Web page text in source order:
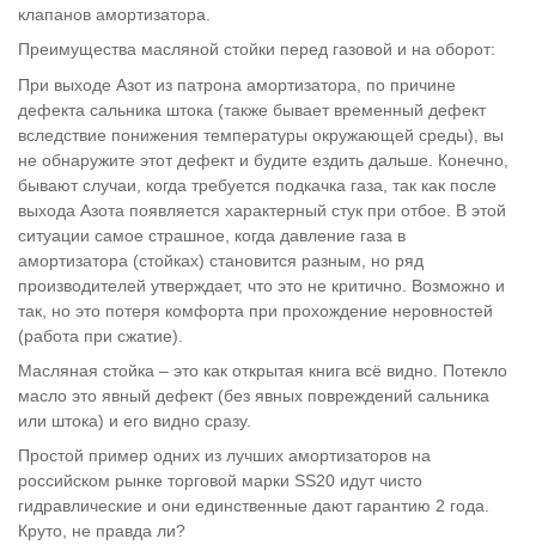
клапанов амортизатора.
Преимущества масляной стойки перед газовой и на оборот:
При выходе Азот из патрона амортизатора, по причине
дефекта сальника штока (также бывает временный дефект
вследствие понижения температуры окружающей среды), вы
не обнаружите этот дефект и будите ездить дальше. Конечно,
бывают случаи, когда требуется подкачка газа, так как после
выхода Азота появляется характерный стук при отбое. В этой
ситуации самое страшное, когда давление газа в
амортизатора (стойках) становится разным, но ряд
производителей утверждает, что это не критично. Возможно и
так, но это потеря комфорта при прохождение неровностей
(работа при сжатие).
Масляная стойка – это как открытая книга всё видно. Потекло
масло это явный дефект (без явных повреждений сальника
или штока) и его видно сразу.
Простой пример одних из лучших амортизаторов на
российском рынке торговой марки SS20 идут чисто
гидравлические и они единственные дают гарантию 2 года.
Круто, не правда ли?